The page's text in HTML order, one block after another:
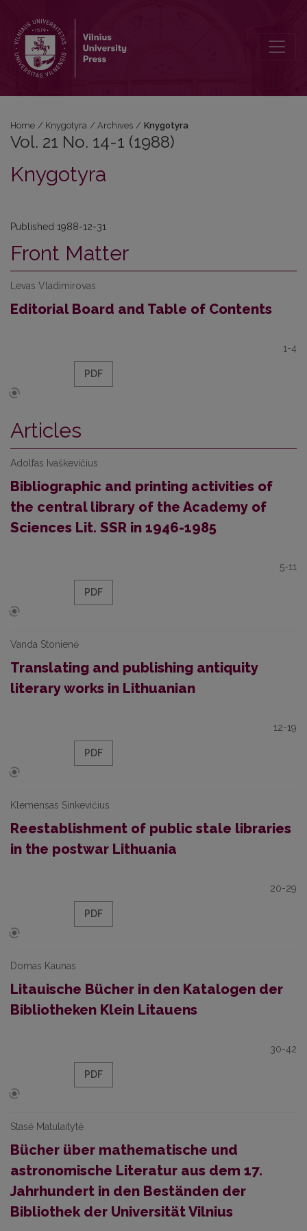
Home / Knygotyra / Archives / Knygotyra
Vol. 21 No. 14-1 (1988)
Knygotyra
Published 1988-12-31
Front Matter
Levas Vladimirovas
Editorial Board and Table of Contents
1-4
PDF
Articles
Adolfas Ivaškevičius
Bibliographic and printing activities of
the central library of the Academy of
Sciences Lit. SSR in 1946-1985
5-11
PDF
Vanda Stonienė
Translating and publishing antiquity
literary works in Lithuanian
12-19
PDF
Klemensas Sinkevičius
Reestablishment of public stale libraries
in the postwar Lithuania
20-29
PDF
Domas Kaunas
Litauische Bücher in den Katalogen der
Bibliotheken Klein Litauens
30-42
PDF
Stasė Matulaitytė
Bücher über mathematische und
astronomische Literatur aus dem 17.
Jahrhundert in den Beständen der
Bibliothek der Universität Vilnius